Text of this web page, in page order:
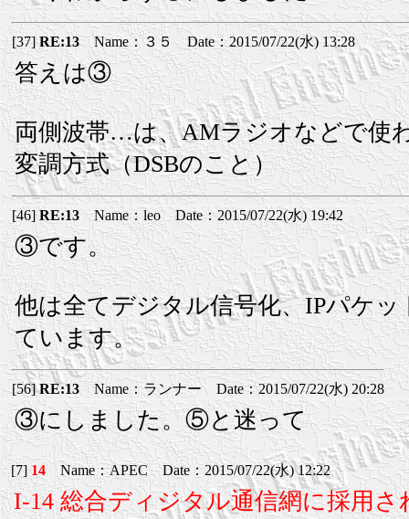
[37]RE:13Name：３５ Date：2015/07/22(水) 13:28
答えは③
両側波帯…は、AMラジオなどで使
変調方式（DSBのこと）
[46]RE:13Name：leo Date：2015/07/22(水) 19:42
③です。
他は全てデジタル信号化、IPパケッ
ています。
[56]RE:13Name：ランナー Date：2015/07/22(水) 20:28
③にしました。⑤と迷って
[7]14Name：APEC Date：2015/07/22(水) 12:22
I-14 総合ディジタル通信網に採用さ